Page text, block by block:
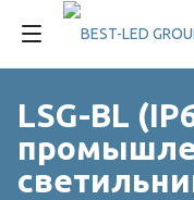
LSG-BL